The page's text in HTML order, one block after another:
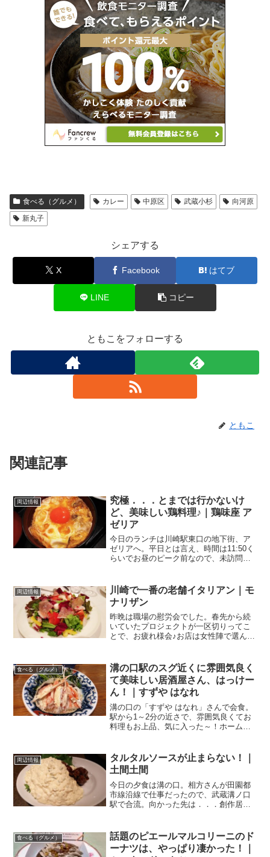
食べる（グルメ） カレー 中原区 武蔵小杉
向河原
新丸子
シェアする
X Facebook はてブ
LINE コピー
ともこをフォローする
ともこ
関連記事
周辺情報
究極．．．とまでは行かないけ
ど、美味しい鶏料理♪｜鶏味座 ア
ゼリア
今日のランチは川崎駅東口の地下街、ア
ゼリアへ。平日とは言え、時間は11:50く
らいでお昼のピーク前なので、未訪問の
辺り、27番出口の正面近くにあるの
が．．．鶏味...
周辺情報
川崎で一番の老舗イタリアン｜モ
ナリザン
昨晩は職場の慰労会でした。春先から続
いていたプロジェクトが一区切りってこ
とで、お疲れ様会♪お店は女性陣で選んで
ゃった。ま、私がしゃしゃり出るのもな
んですので、若い子の好...
食べる（グルメ）
溝の口駅のスグ近くに雰囲気良く
て美味しい居酒屋さん、はっけー
ん！｜すずや はなれ
溝の口の「すずや はなれ」さんで会食。
駅から1～2分の近さで、雰囲気良くてお
料理もお上品、気に入った～！ホームか
て、お互いに同じ職場だった会社は離れ
ているんだけど、転職し...
周辺情報
タルタルソースが止まらない！｜
土間土間
今日の夕食は溝の口。相方さんが田園都
市線沿線で仕事だったので、武蔵溝ノ口
駅で合流。向かった先は．．．創作居酒
るローソン前の店舗です最近、土間土間
にハマっている我が家...
食べる（グルメ）
話題のピエールマルコリーニのド
ーナツは、やっぱり凄かった！｜